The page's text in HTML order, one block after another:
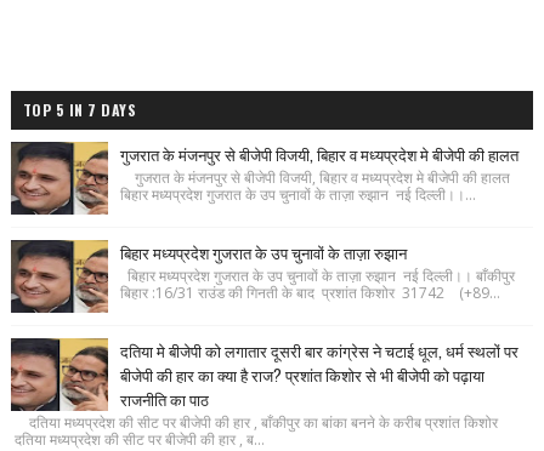
TOP 5 IN 7 DAYS
गुजरात के मंजनपुर से बीजेपी विजयी, बिहार व मध्यप्रदेश मे बीजेपी की हालत
गुजरात के मंजनपुर से बीजेपी विजयी, बिहार व मध्यप्रदेश मे बीजेपी की हालत
बिहार मध्यप्रदेश गुजरात के उप चुनावों के ताज़ा रुझान नई दिल्ली।।...
बिहार मध्यप्रदेश गुजरात के उप चुनावों के ताज़ा रुझान
बिहार मध्यप्रदेश गुजरात के उप चुनावों के ताज़ा रुझान नई दिल्ली।। बाँकीपुर
बिहार :16/31 राउंड की गिनती के बाद प्रशांत किशोर 31742 (+89...
दतिया मे बीजेपी को लगातार दूसरी बार कांग्रेस ने चटाई धूल, धर्म स्थलों पर
बीजेपी की हार का क्या है राज? प्रशांत किशोर से भी बीजेपी को पढ़ाया
राजनीति का पाठ
दतिया मध्यप्रदेश की सीट पर बीजेपी की हार , बाँकीपुर का बांका बनने के करीब प्रशांत किशोर
दतिया मध्यप्रदेश की सीट पर बीजेपी की हार , ब...